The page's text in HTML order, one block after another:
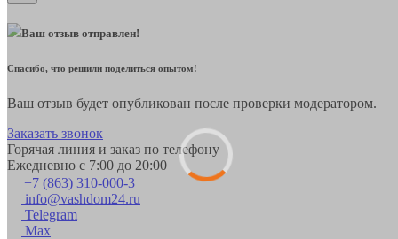
Ваш отзыв отправлен!
Спасибо, что решили поделиться опытом!
Ваш отзыв будет опубликован после проверки модератором.
Заказать звонок
Горячая линия и заказ по телефону
Ежедневно с 7:00 до 20:00
+7 (863) 310-000-3
info@vashdom24.ru
Telegram
Max